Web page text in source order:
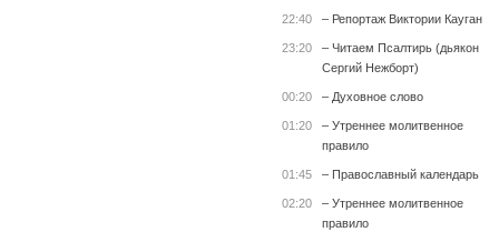
22:40 – Репортаж Виктории Кауган
23:20
– Читаем Псалтирь (дьякон
Сергий Нежборт)
00:20 – Духовное слово
01:20
– Утреннее молитвенное
правило
01:45 – Православный календарь
02:20
– Утреннее молитвенное
правило